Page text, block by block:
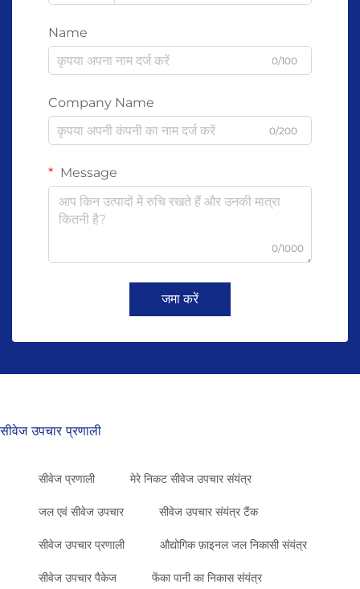
Name
0/100
Company Name
0/200
Message
0/1000
जमा करें
सीवेज उपचार प्रणाली
सीवेज प्रणाली मेरे निकट सीवेज उपचार संयंत्र
जल एवं सीवेज उपचार सीवेज उपचार संयंत्र टैंक
सीवेज उपचार प्रणाली औद्योगिक फ़ाइनल जल निकासी संयंत्र
सीवेज उपचार पैकेज फेंका पानी का निकास संयंत्र